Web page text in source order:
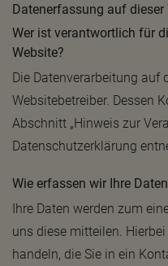
Datenerfassung auf dieser
Wer ist verantwortlich für
Website?
Die Datenverarbeitung auf
Websitebetreiber. Dessen
Abschnitt „Hinweis zur
Datenschutzerklärung
Wie erfassen wir Ihre
Ihre Daten werden zum
uns diese mitteilen.
handeln, die Sie in ein